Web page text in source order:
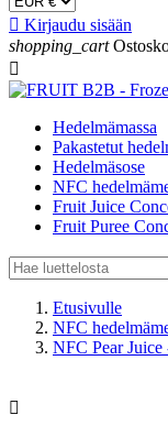
 Kirjaudu sisään
shopping_cart

Hedelmämassa
Pakastetut
Hedelmäsose
NFC
Fruit Juice
Fruit Puree
Etusivulle
NFC
NFC Pear
